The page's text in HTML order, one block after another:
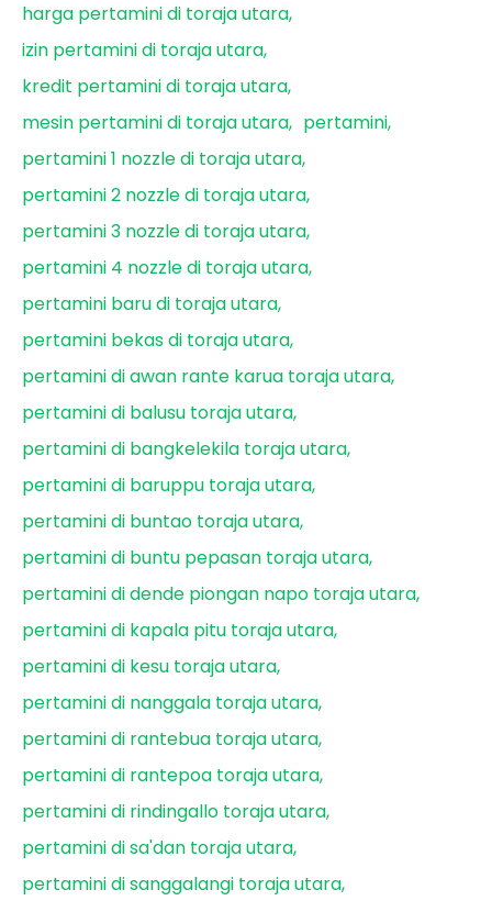
harga pertamini di toraja utara
izin pertamini di toraja utara
kredit pertamini di toraja utara
mesin pertamini di toraja utara
pertamini
pertamini 1 nozzle di toraja utara
pertamini 2 nozzle di toraja utara
pertamini 3 nozzle di toraja utara
pertamini 4 nozzle di toraja utara
pertamini baru di toraja utara
pertamini bekas di toraja utara
pertamini di awan rante karua toraja utara
pertamini di balusu toraja utara
pertamini di bangkelekila toraja utara
pertamini di baruppu toraja utara
pertamini di buntao toraja utara
pertamini di buntu pepasan toraja utara
pertamini di dende piongan napo toraja utara
pertamini di kapala pitu toraja utara
pertamini di kesu toraja utara
pertamini di nanggala toraja utara
pertamini di rantebua toraja utara
pertamini di rantepoa toraja utara
pertamini di rindingallo toraja utara
pertamini di sa'dan toraja utara
pertamini di sanggalangi toraja utara